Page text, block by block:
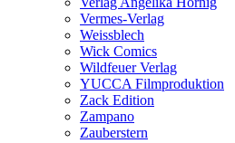
Vermes-Verlag
Weissblech
Wick Comics
Wildfeuer Verlag
YUCCA Filmproduktion
Zack Edition
Zampano
Zauberstern